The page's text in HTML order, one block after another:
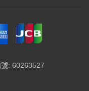
: 60263527